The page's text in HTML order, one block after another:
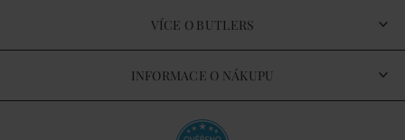
VÍCE O BUTLERS
INFORMACE O NÁKUPU